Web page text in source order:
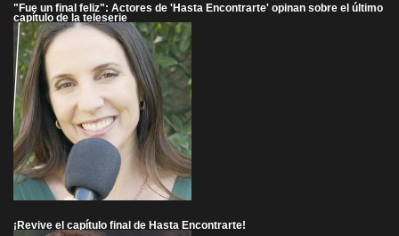
"Fue un final feliz": Actores de 'Hasta Encontrarte' opinan sobre el último
capítulo de la teleserie
¡Revive el capítulo final de Hasta Encontrarte!